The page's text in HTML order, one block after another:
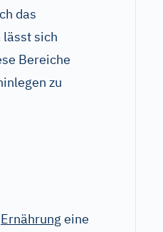
das
sich
Bereiche
zu
Ernährung eine